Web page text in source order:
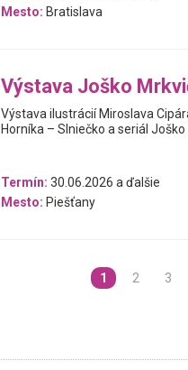
Mesto: Bratislava
Výstava Joško
Výstava ilustrácií Miroslava
Horníka – Slniečko a seriál Joško
Termín: 30.06.2026 a ďalšie
Mesto: Piešťany
1 2 3